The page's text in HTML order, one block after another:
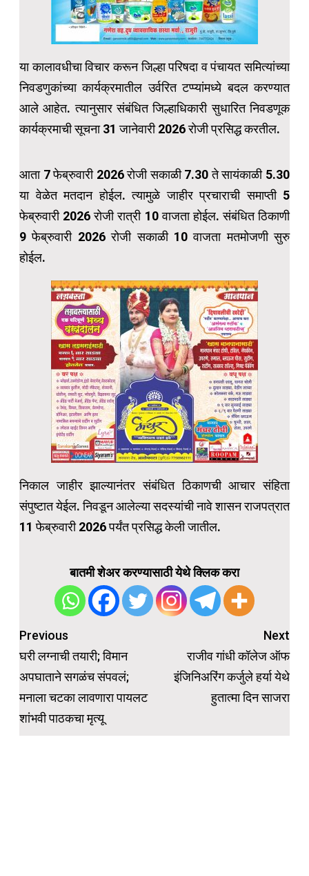
या कालावधीचा विचार करून जिल्हा परिषदा व पंचायत समित्यांच्या
निवडणुकांच्या कार्यक्रमातील उर्वरित टप्प्यांमध्ये बदल करण्यात
आले आहेत. त्यानुसार संबंधित जिल्हाधिकारी सुधारित निवडणूक
कार्यक्रमाची सूचना 31 जानेवारी 2026 रोजी प्रसिद्ध करतील.
आता 7 फेब्रुवारी 2026 रोजी सकाळी 7.30 ते सायंकाळी 5.30
या वेळेत मतदान होईल. त्यामुळे जाहीर प्रचाराची समाप्ती 5
फेब्रुवारी 2026 रोजी रात्री 10 वाजता होईल. संबंधित ठिकाणी
9 फेब्रुवारी 2026 रोजी सकाळी 10 वाजता मतमोजणी सुरु
होईल.
निकाल जाहीर झाल्यानंतर संबंधित ठिकाणची आचार संहिता
संपुष्टात येईल. निवडून आलेल्या सदस्यांची नावे शासन राजपत्रात
11 फेब्रुवारी 2026 पर्यंत प्रसिद्ध केली जातील.
बातमी शेअर करण्यासाठी येथे क्लिक करा
Post
navigation
Previous
घरी लग्नाची तयारी; विमान
अपघाताने सगळंच संपवलं;
मनाला चटका लावणारा पायलट
शांभवी पाठकचा मृत्यू
Next
राजीव गांधी कॉलेज ऑफ
इंजिनिअरिंग कर्जुले हर्या येथे
हुतात्मा दिन साजरा